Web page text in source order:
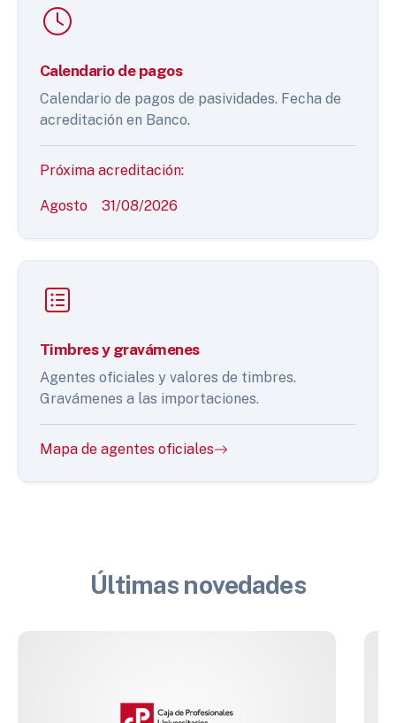
Calendario de pagos
Calendario de pagos de pasividades. Fecha de
acreditación en Banco.
Próxima acreditación:
Agosto 31/08/2026
Timbres y gravámenes
Agentes oficiales y valores de timbres.
Gravámenes a las importaciones.
Mapa de agentes oficiales
Últimas novedades